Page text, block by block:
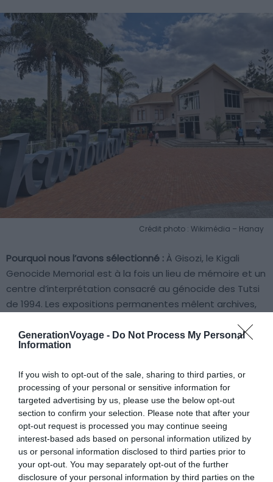
GenerationVoyage - Do Not Process My Personal
Information
If you wish to opt-out of the sale, sharing to third parties, or
processing of your personal or sensitive information for
targeted advertising by us, please use the below opt-out
section to confirm your selection. Please note that after your
opt-out request is processed you may continue seeing
interest-based ads based on personal information utilized by
us or personal information disclosed to third parties prior to
your opt-out. You may separately opt-out of the further
disclosure of your personal information by third parties on the
Crédit photo : Wikimédia – Hanay
Pourquoi nous l’avons sélectionné :À Gisozi, le Kigali
Genocide Memorial est à la fois un lieu de mémoire et un
centre d’interprétation consacré au génocide des Tutsi
de 1994. Les expositions permanentes mêlent archives,
où reposent plus de 250 000 victimes dont une partie
n’est pas identifiée.
Pour en savoir plus :La visite, sobre et très pédagogique,
vous plonge dans l’histoire récente du Rwanda et la
reconstruction du pays. L’entrée est gratuite, mais une
contribution est bienvenue pour l’audioguide en plusieurs
langues. Habillez-vous avec sobriété et évitez les photos
dans les espaces intérieurs. Comptez 2h pour visiter le
site et vous recueillir dans le respect des lieux.